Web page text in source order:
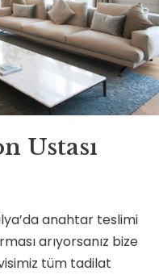
Ustası
anahtar teslimi
arıyorsanız bize
tüm tadilat